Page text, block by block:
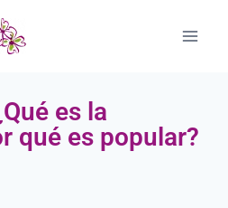
es la
qué es popular?